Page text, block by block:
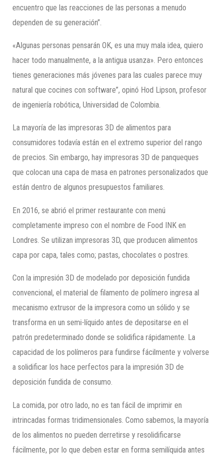
encuentro que las reacciones de las personas a menudo
dependen de su generación”.
«Algunas personas pensarán OK, es una muy mala idea, quiero
hacer todo manualmente, a la antigua usanza». Pero entonces
tienes generaciones más jóvenes para las cuales parece muy
natural que cocines con software”, opinó Hod Lipson, profesor
de ingeniería robótica, Universidad de Colombia.
La mayoría de las impresoras 3D de alimentos para
consumidores todavía están en el extremo superior del rango
de precios. Sin embargo, hay impresoras 3D de panqueques
que colocan una capa de masa en patrones personalizados que
están dentro de algunos presupuestos familiares.
En 2016, se abrió el primer restaurante con menú
completamente impreso con el nombre de Food INK en
Londres. Se utilizan impresoras 3D, que producen alimentos
capa por capa, tales como; pastas, chocolates o postres.
Con la impresión 3D de modelado por deposición fundida
convencional, el material de filamento de polímero ingresa al
mecanismo extrusor de la impresora como un sólido y se
transforma en un semi-líquido antes de depositarse en el
patrón predeterminado donde se solidifica rápidamente. La
capacidad de los polímeros para fundirse fácilmente y volverse
a solidificar los hace perfectos para la impresión 3D de
deposición fundida de consumo.
La comida, por otro lado, no es tan fácil de imprimir en
intrincadas formas tridimensionales. Como sabemos, la mayoría
de los alimentos no pueden derretirse y resolidificarse
fácilmente, por lo que deben estar en forma semilíquida antes